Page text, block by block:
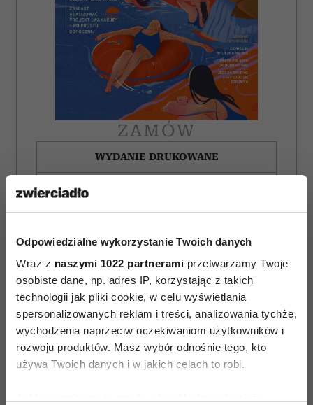
Odpowiedzialne wykorzystanie Twoich danych
Wraz z naszymi 1022 partnerami przetwarzamy Twoje
osobiste dane, np. adres IP, korzystając z takich
technologii jak pliki cookie, w celu wyświetlania
spersonalizowanych reklam i treści, analizowania tychże,
wychodzenia naprzeciw oczekiwaniom użytkowników i
rozwoju produktów. Masz wybór odnośnie tego, kto
używa Twoich danych i w jakich celach to robi.
ZAMÓW
WYDANIE DRUKOWANE